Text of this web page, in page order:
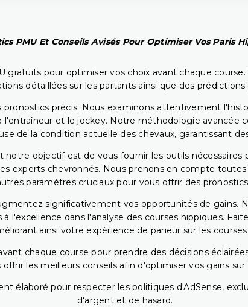
PMU Et Conseils Avisés Pour Optimiser Vos Paris
gratuits pour optimiser vos choix avant chaque
détaillées sur les partants ainsi que des
précis. Nous examinons attentivement
et le jockey. Notre méthodologie avancée
de la condition actuelle des chevaux, garantissant
objectif est de vous fournir les outils nécessaires
experts chevronnés. Nous prenons en compte
paramètres cruciaux pour vous offrir des
significativement vos opportunités de gains.
l'excellence dans l'analyse des courses hippiques.
ainsi votre expérience de parieur sur les
chaque course pour prendre des décisions
les meilleurs conseils afin d'optimiser vos gains sur
élaboré pour respecter les politiques d'AdSense,
d'argent et de hasard.